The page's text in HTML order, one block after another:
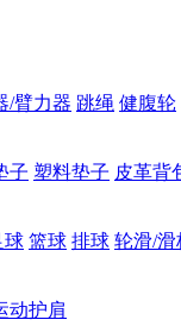
/臂力器 跳绳 健腹轮
子 塑料垫子 皮革背
球 篮球 排球 轮滑/滑
动护肩